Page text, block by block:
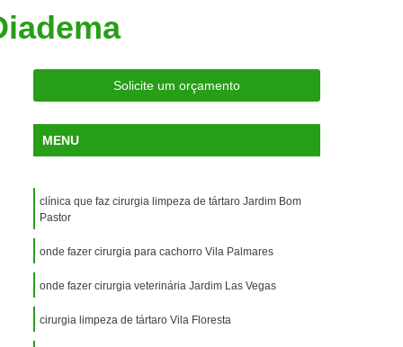
Clínica Veterinária São Caetano
para Silvestres
para Animais Silvestres
Consulta para Animais Silvestres
Santo André
Consulta para Animal Silvestre
Veterinária para Animais Silvestres
Exame de Eletrocardiograma Veterinário
Exame de Imagem para Animais
Exame de Radiologia para Animais
Solicite um orçamento
MENU
clínica que faz cirurgia limpeza de tártaro Jardim Bom
Pastor
onde fazer cirurgia para cachorro Vila Palmares
onde fazer cirurgia veterinária Jardim Las Vegas
cirurgia limpeza de tártaro Vila Floresta